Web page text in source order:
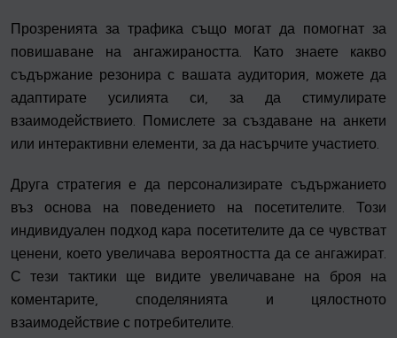
Прозренията за трафика също могат да помогнат за
повишаване на ангажираността. Като знаете какво
съдържание резонира с вашата аудитория, можете да
адаптирате усилията си, за да стимулирате
взаимодействието. Помислете за създаване на анкети
или интерактивни елементи, за да насърчите участието.
Друга стратегия е да персонализирате съдържанието
въз основа на поведението на посетителите. Този
индивидуален подход кара посетителите да се чувстват
ценени, което увеличава вероятността да се ангажират.
С тези тактики ще видите увеличаване на броя на
коментарите, споделянията и цялостното
взаимодействие с потребителите.